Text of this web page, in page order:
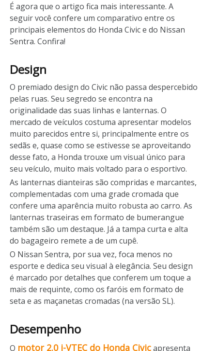
É agora que o artigo fica mais interessante. A
seguir você confere um comparativo entre os
principais elementos do Honda Civic e do Nissan
Sentra. Confira!
Design
O premiado design do Civic não passa despercebido
pelas ruas. Seu segredo se encontra na
originalidade das suas linhas e lanternas. O
mercado de veículos costuma apresentar modelos
muito parecidos entre si, principalmente entre os
sedãs e, quase como se estivesse se aproveitando
desse fato, a Honda trouxe um visual único para
seu veículo, muito mais voltado para o esportivo.
As lanternas dianteiras são compridas e marcantes,
complementadas com uma grade cromada que
confere uma aparência muito robusta ao carro. As
lanternas traseiras em formato de bumerangue
também são um destaque. Já a tampa curta e alta
do bagageiro remete a de um cupê.
O Nissan Sentra, por sua vez, foca menos no
esporte e dedica seu visual à elegância. Seu design
é marcado por detalhes que conferem um toque a
mais de requinte, como os faróis em formato de
seta e as maçanetas cromadas (na versão SL).
Desempenho
O motor 2.0 i-VTEC do Honda Civicapresenta